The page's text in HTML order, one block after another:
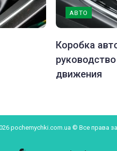
АВТО
Коробка
движения
pochemychki.com.ua © Все права